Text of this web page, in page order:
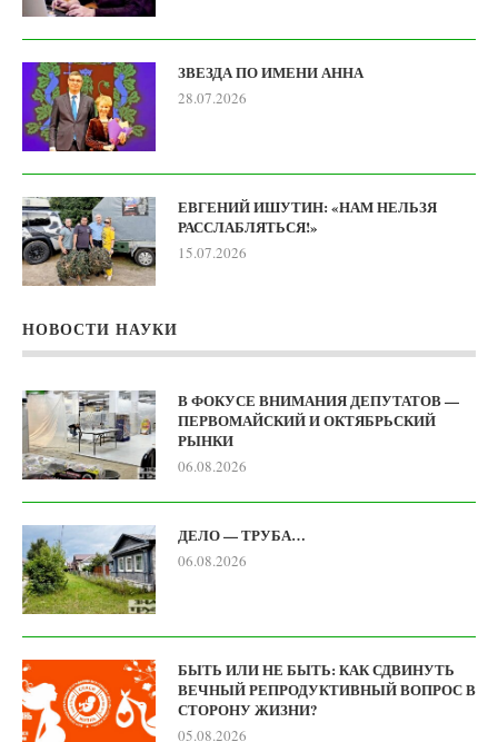
ЗВЕЗДА ПО ИМЕНИ АННА
28.07.2026
ЕВГЕНИЙ ИШУТИН: «НАМ НЕЛЬЗЯ
РАССЛАБЛЯТЬСЯ!»
15.07.2026
НОВОСТИ НАУКИ
В ФОКУСЕ ВНИМАНИЯ ДЕПУТАТОВ —
ПЕРВОМАЙСКИЙ И ОКТЯБРЬСКИЙ
РЫНКИ
06.08.2026
ДЕЛО — ТРУБА…
06.08.2026
БЫТЬ ИЛИ НЕ БЫТЬ: КАК СДВИНУТЬ
ВЕЧНЫЙ РЕПРОДУКТИВНЫЙ ВОПРОС В
СТОРОНУ ЖИЗНИ?
05.08.2026